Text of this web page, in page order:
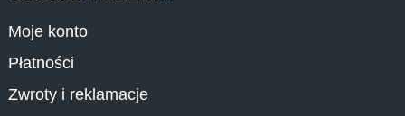
Moje konto
Płatności
Zwroty i reklamacje